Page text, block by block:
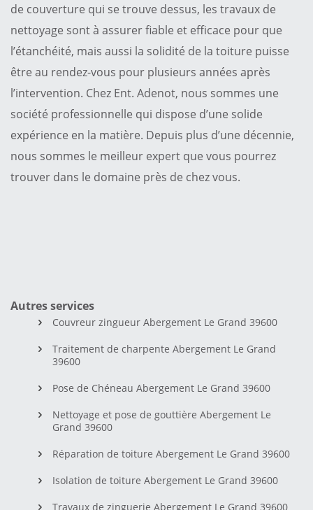
de couverture qui se trouve dessus, les travaux de
nettoyage sont à assurer fiable et efficace pour que
l’étanchéité, mais aussi la solidité de la toiture puisse
être au rendez-vous pour plusieurs années après
l’intervention. Chez Ent. Adenot, nous sommes une
société professionnelle qui dispose d’une solide
expérience en la matière. Depuis plus d’une décennie,
nous sommes le meilleur expert que vous pourrez
trouver dans le domaine près de chez vous.
Autres services
Couvreur zingueur Abergement Le Grand 39600
Traitement de charpente Abergement Le Grand
39600
Pose de Chéneau Abergement Le Grand 39600
Nettoyage et pose de gouttière Abergement Le
Grand 39600
Réparation de toiture Abergement Le Grand 39600
Isolation de toiture Abergement Le Grand 39600
Travaux de zinguerie Abergement Le Grand 39600